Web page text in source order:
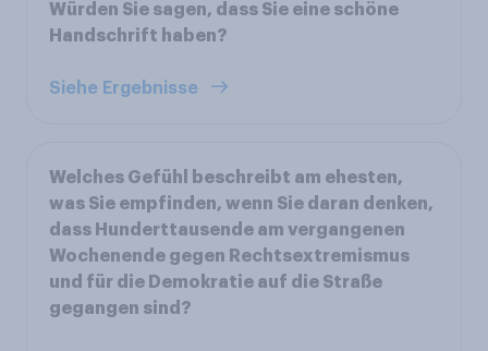
Würden Sie sagen, dass Sie eine schöne
Handschrift haben?
Siehe Ergebnisse
Welches Gefühl beschreibt am ehesten,
was Sie empfinden, wenn Sie daran denken,
dass Hunderttausende am vergangenen
Wochenende gegen Rechtsextremismus
und für die Demokratie auf die Straße
gegangen sind?